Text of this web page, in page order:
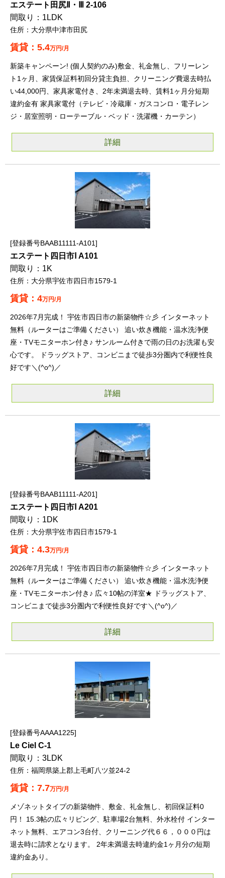
エステート田尻Ⅱ・Ⅲ 2-106
1LDK
大分県中津市田尻
5.4万円/月
新築キャンペーン! (個人契約のみ)敷金、礼金無し、フリーレン
ト1ヶ月、家賃保証料初回分貸主負担、クリーニング費退去時払
い44,000円、家具家電付き、2年未満退去時、賃料1ヶ月分短期
違約金有 家具家電付（テレビ・冷蔵庫・ガスコンロ・電子レン
ジ・居室照明・ローテーブル・ベッド・洗濯機・カーテン）
詳細
登録番号BAAB11111-A101
エステート四日市Ⅰ A101
1K
大分県宇佐市四日市1579-1
4万円/月
2026年7月完成！ 宇佐市四日市の新築物件☆彡 インターネット
無料（ルーターはご準備ください） 追い炊き機能・温水洗浄便
座・TVモニターホン付き♪ サンルーム付きで雨の日のお洗濯も安
心です。 ドラッグストア、コンビニまで徒歩3分圏内で利便性良
好です＼(^o^)／
詳細
登録番号BAAB11111-A201
エステート四日市Ⅰ A201
1DK
大分県宇佐市四日市1579-1
4.3万円/月
2026年7月完成！ 宇佐市四日市の新築物件☆彡 インターネット
無料（ルーターはご準備ください） 追い炊き機能・温水洗浄便
座・TVモニターホン付き♪ 広々10帖の洋室★ ドラッグストア、
コンビニまで徒歩3分圏内で利便性良好です＼(^o^)／
詳細
登録番号AAAA1225
Le Ciel C-1
3LDK
福岡県築上郡上毛町八ツ並24-2
7.7万円/月
メゾネットタイプの新築物件、敷金、礼金無し、初回保証料0
円！ 15.3帖の広々リビング、駐車場2台無料、外水栓付 インター
ネット無料、エアコン3台付、クリーニング代６６，０００円は
退去時に請求となります。 2年未満退去時違約金1ヶ月分の短期
違約金あり。